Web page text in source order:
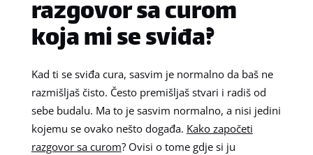
razgovor sa curom
koja mi se sviđa?
Kad ti se sviđa cura, sasvim je normalno da baš ne
razmišljaš čisto. Često premišljaš stvari i radiš od
sebe budalu. Ma to je sasvim normalno, a nisi jedini
kojemu se ovako nešto događa. Kako započeti
razgovor sa curom? Ovisi o tome gdje si ju